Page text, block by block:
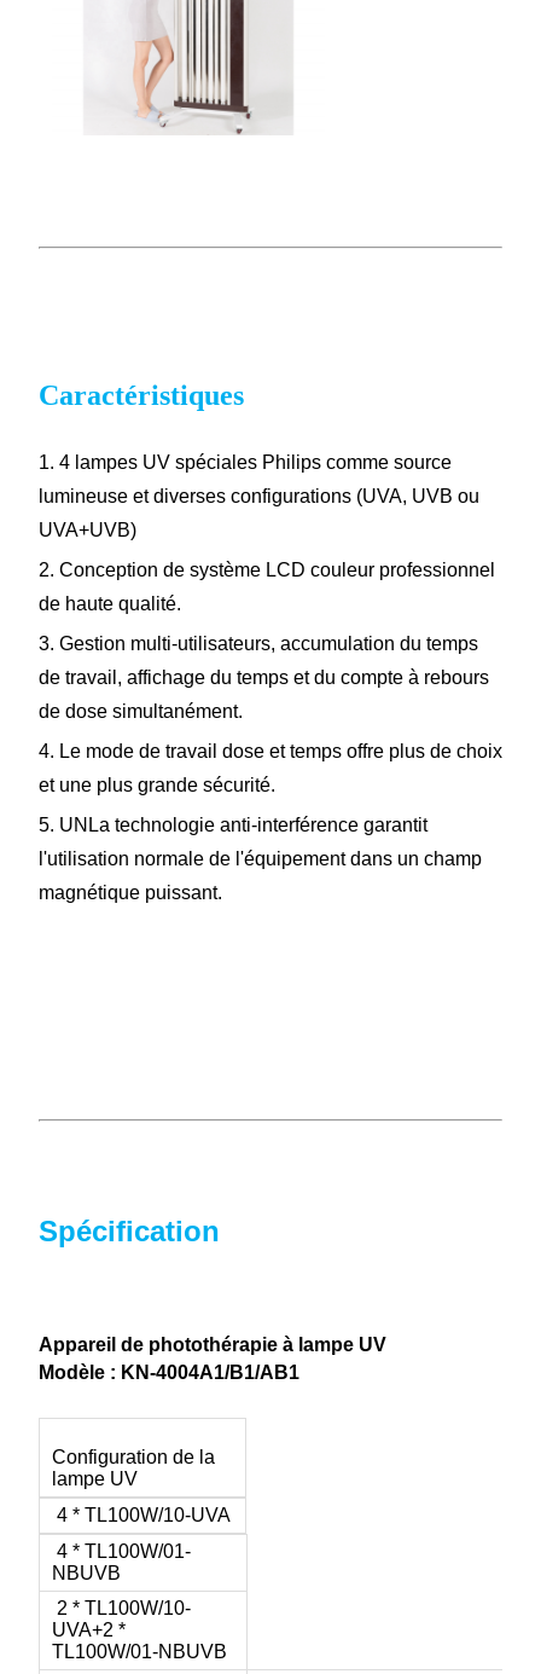
Caractéristiques
1. 4 lampes UV spéciales Philips comme source
lumineuse et diverses configurations (UVA, UVB ou
UVA+UVB)
2. Conception de système LCD couleur professionnel
de haute qualité.
3. Gestion multi-utilisateurs, accumulation du temps
de travail, affichage du temps et du compte à rebours
de dose simultanément.
4. Le mode de travail dose et temps offre plus de choix
et une plus grande sécurité.
5. UN La technologie anti-interférence garantit
l'utilisation normale de l'équipement dans un champ
magnétique puissant.
Spécification
Appareil de photothérapie à lampe UV
Modèle : KN-4004A1/B1/AB1
Configuration de la
lampe UV
4 * TL100W/10-UVA
4 * TL100W/01-
NBUVB
2 * TL100W/10-
UVA+2 *
TL100W/01-NBUVB